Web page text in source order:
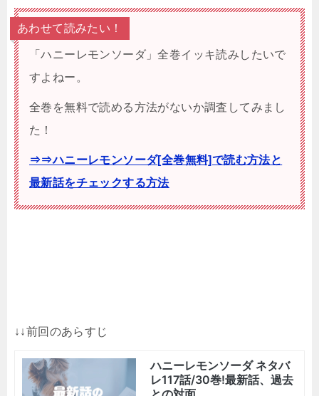
あわせて読みたい！
「ハニーレモンソーダ」全巻イッキ読みしたいで
すよねー。
全巻を無料で読める方法がないか調査してみまし
た！
⇒⇒ハニーレモンソーダ[全巻無料]で読む方法と
最新話をチェックする方法
↓↓前回のあらすじ